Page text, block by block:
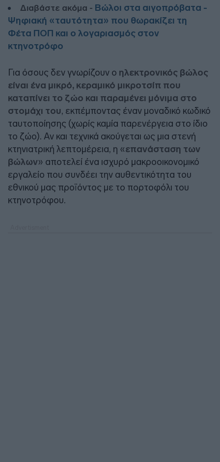
Διαβάστε ακόμα - Βώλοι στα αιγοπρόβατα -
Ψηφιακή «ταυτότητα» που θωρακίζει τη
Φέτα ΠΟΠ και ο λογαριασμός στον
κτηνοτρόφο
Για όσους δεν γνωρίζουν ο ηλεκτρονικός βώλος
είναι ένα μικρό, κεραμικό μικροτσίπ που
καταπίνει το ζώο και παραμένει μόνιμα στο
στομάχι του, εκπέμποντας έναν μοναδικό κωδικό
ταυτοποίησης (χωρίς καμία παρενέργεια στο ίδιο
το ζώο). Αν και τεχνικά ακούγεται ως μια στενή
κτηνιατρική λεπτομέρεια, η «επανάσταση των
βώλων» αποτελεί ένα ισχυρό μακροοικονομικό
εργαλείο που συνδέει την αυθεντικότητα του
εθνικού μας προϊόντος με το πορτοφόλι του
κτηνοτρόφου.